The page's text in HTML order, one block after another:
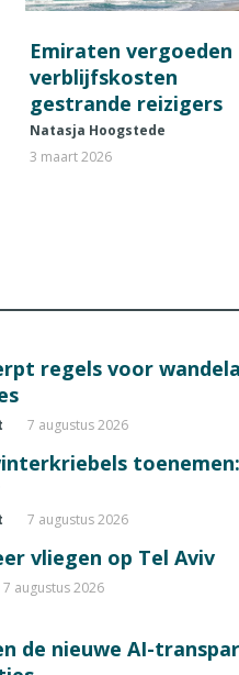
Emiraten vergoeden
verblijfskosten
gestrande reizigers
Natasja Hoogstede
3 maart 2026
regels voor
7 augustus 2026
7 augustus 2026
vliegen op Tel Aviv
7 augustus 2026
de nieuwe AI-